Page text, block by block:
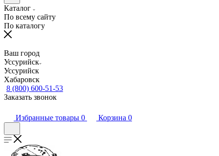
Каталог
По всему сайту
По каталогу
Ваш город
Уссурийск
Уссурийск
Хабаровск
8 (800) 600-51-53
Заказать звонок
Избранные товары 0 Корзина 0